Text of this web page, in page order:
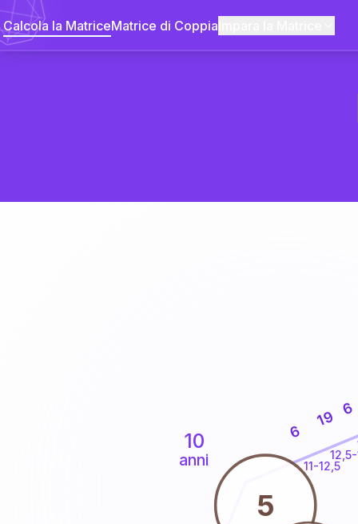
Calcola la MatriceMatrice di Coppia
10
anni 11-12,5
6
19 6
5